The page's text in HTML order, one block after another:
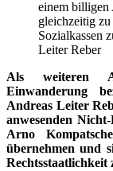
einem billigen
gleichzeitig
Sozialkassen
Leiter Reber
Als weiteren
Einwanderung
Andreas Leiter
anwesenden
Arno
übernehmen und
Rechtsstaatlichkeit